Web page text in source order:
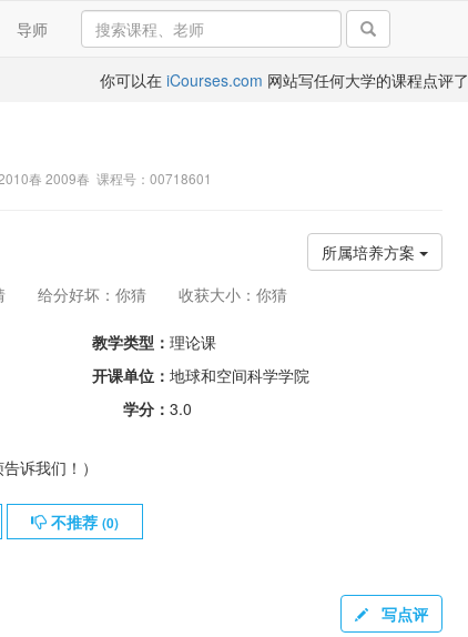
导师
你可以在 iCourses.com 网站写任何大学的课程点评了
春 2009春 课程号：00718601
所属培养方案
给分好坏：你猜 收获大小：你猜
教学类型： 理论课
开课单位： 地球和空间科学学院
学分： 3.0
诉我们！）
不推荐 (0)
写点评